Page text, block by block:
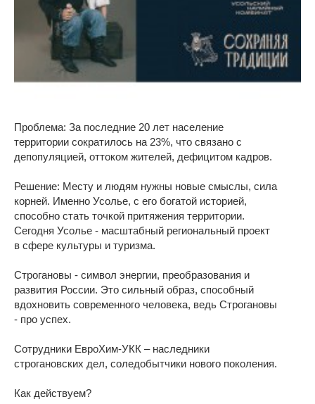
Проблема: За последние 20 лет население
территории сократилось на 23%, что связано с
депопуляцией, оттоком жителей, дефицитом кадров.
Решение: Месту и людям нужны новые смыслы, сила
корней. Именно Усолье, с его богатой историей,
способно стать точкой притяжения территории.
Сегодня Усолье - масштабный региональный проект
в сфере культуры и туризма.
Строгановы - символ энергии, преобразования и
развития России. Это сильный образ, способный
вдохновить современного человека, ведь Строгановы
- про успех.
Сотрудники ЕвроХим-УКК – наследники
строгановских дел, соледобытчики нового поколения.
Как действуем?